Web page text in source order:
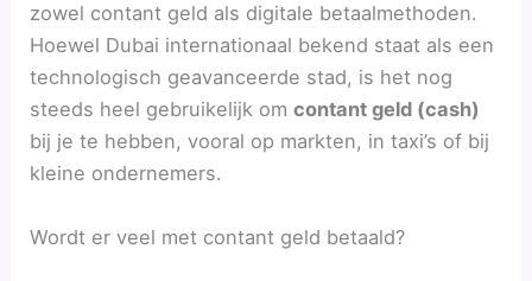
zowel contant geld als digitale betaalmethoden.
Hoewel Dubai internationaal bekend staat als een
technologisch geavanceerde stad, is het nog
steeds heel gebruikelijk omcontant geld (cash)
bij je te hebben, vooral op markten, in taxi’s of bij
kleine ondernemers.
Wordt er veel met contant geld betaald?